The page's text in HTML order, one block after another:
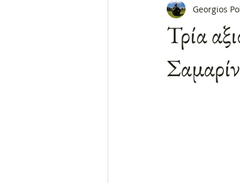
Τρία
Georgios